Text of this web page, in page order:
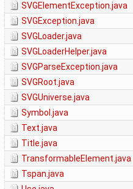
SVGElementException.java
SVGException.java
SVGLoader.java
SVGLoaderHelper.java
SVGParseException.java
SVGRoot.java
SVGUniverse.java
Symbol.java
Text.java
Title.java
TransformableElement.java
Tspan.java